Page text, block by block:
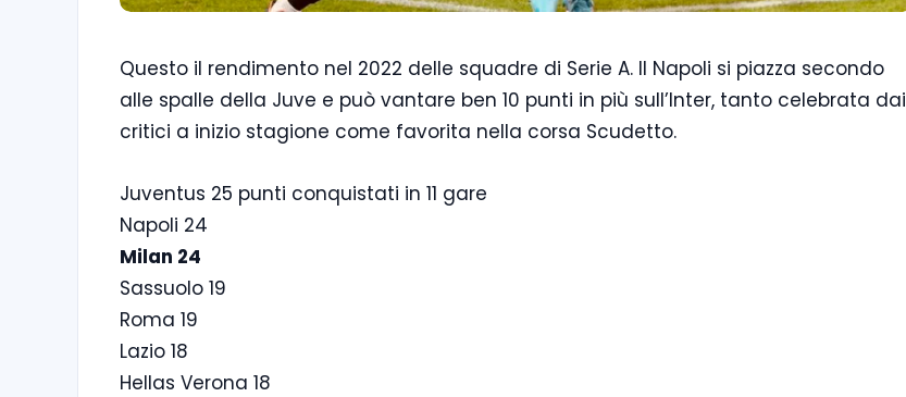
Questo il rendimento nel 2022 delle squadre di Serie A. Il Napoli si piazza secondo
alle spalle della Juve e può vantare ben 10 punti in più sull’Inter, tanto celebrata dai
critici a inizio stagione come favorita nella corsa Scudetto.
Juventus 25 punti conquistati in 11 gare
Napoli 24
Milan 24
Sassuolo 19
Roma 19
Lazio 18
Hellas Verona 18